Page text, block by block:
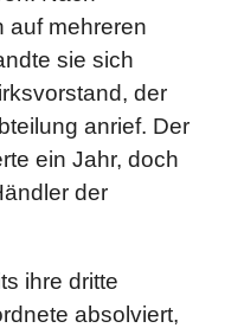
auf mehreren
sie sich
der
anrief. Der
ein Jahr, doch
der
ihre dritte
absolviert,